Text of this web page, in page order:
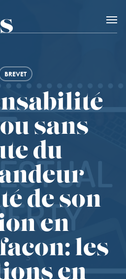
Accès rapide
BREVET
sans
du
de son
en
les